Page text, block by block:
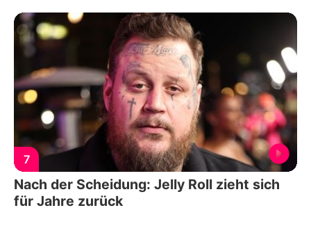
7
Nach der Scheidung: Jelly Roll zieht sich
für Jahre zurück